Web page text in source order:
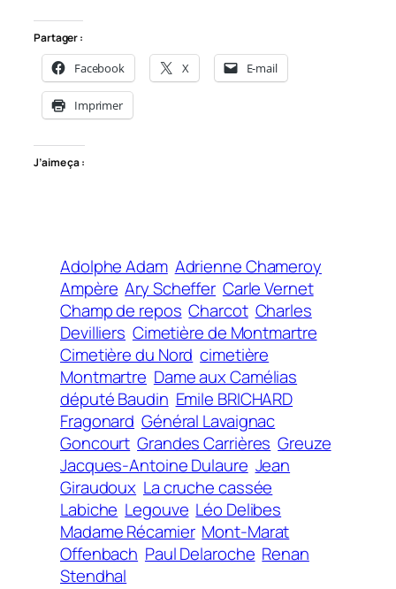
Partager :
Facebook X E-mail
Imprimer
J’aime ça :
Adolphe Adam Adrienne Chameroy
Ampère Ary Scheffer Carle Vernet
Champ de repos Charcot Charles
Devilliers Cimetière de Montmartre
Cimetière du Nord cimetière
Montmartre Dame aux Camélias
député Baudin Emile BRICHARD
Fragonard Général Lavaignac
Goncourt Grandes Carrières Greuze
Jacques-Antoine Dulaure Jean
Giraudoux La cruche cassée
Labiche Legouve Léo Delibes
Madame Récamier Mont-Marat
Offenbach Paul Delaroche Renan
Stendhal